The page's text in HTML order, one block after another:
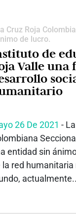
Cruz Roja
de lucro.
de
Valle una
26 De 2021 -
entidad sin
la red